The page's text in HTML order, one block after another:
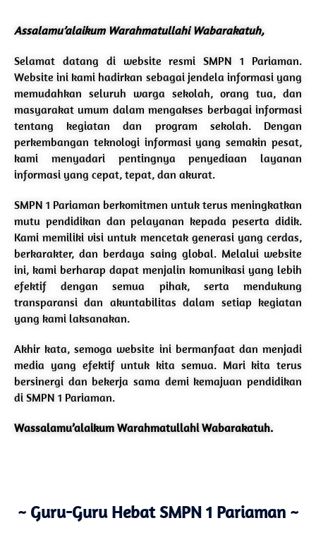
Assalamu’alaikum Warahmatullahi Wabarakatuh,
Selamat datang di website resmi SMPN 1 Pariaman.
Website ini kami hadirkan sebagai jendela informasi yang
memudahkan seluruh warga sekolah, orang tua, dan
masyarakat umum dalam mengakses berbagai informasi
tentang kegiatan dan program sekolah. Dengan
perkembangan teknologi informasi yang semakin pesat,
kami menyadari pentingnya penyediaan layanan
informasi yang cepat, tepat, dan akurat.
SMPN 1 Pariaman berkomitmen untuk terus meningkatkan
mutu pendidikan dan pelayanan kepada peserta didik.
Kami memiliki visi untuk mencetak generasi yang cerdas,
berkarakter, dan berdaya saing global. Melalui website
ini, kami berharap dapat menjalin komunikasi yang lebih
efektif dengan semua pihak, serta mendukung
transparansi dan akuntabilitas dalam setiap kegiatan
yang kami laksanakan.
Akhir kata, semoga website ini bermanfaat dan menjadi
media yang efektif untuk kita semua. Mari kita terus
bersinergi dan bekerja sama demi kemajuan pendidikan
di SMPN 1 Pariaman.
Wassalamu’alaikum Warahmatullahi Wabarakatuh.
~ Guru-Guru Hebat SMPN 1 Pariaman ~